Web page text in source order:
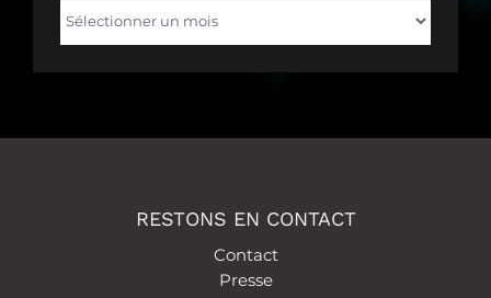
RESTONS EN CONTACT
Contact
Presse